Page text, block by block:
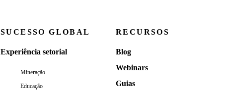
SUCESSO GLOBAL
Experiência setorial
Mineração
Educação
RECURSOS
Blog
Webinars
Guias